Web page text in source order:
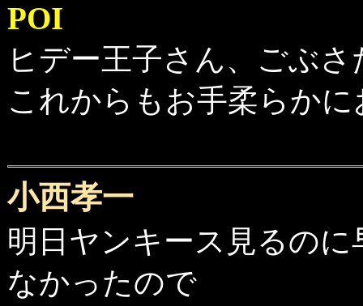
POI
ヒデー王子さん、ごぶ
これからもお手柔らか
小西孝一
明日ヤンキース見るの
なかったので